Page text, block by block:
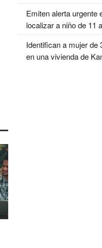
Emiten alerta urgente
localizar a niño de 11
Identifican a mujer de
en una vivienda de